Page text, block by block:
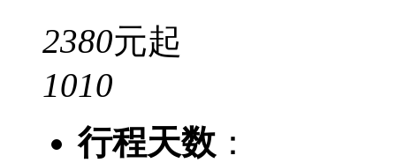
2380元起
1010
行程天数 ：